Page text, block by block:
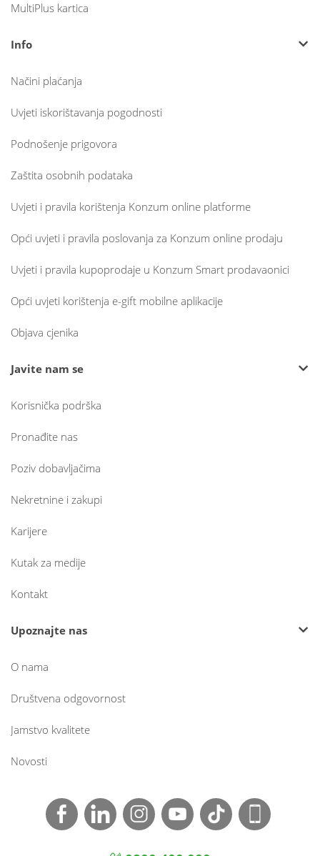
MultiPlus kartica
Info
Načini plaćanja
Uvjeti iskorištavanja pogodnosti
Podnošenje prigovora
Zaštita osobnih podataka
Uvjeti i pravila korištenja Konzum online platforme
Opći uvjeti i pravila poslovanja za Konzum online prodaju
Uvjeti i pravila kupoprodaje u Konzum Smart prodavaonici
Opći uvjeti korištenja e-gift mobilne aplikacije
Objava cjenika
Javite nam se
Korisnička podrška
Pronađite nas
Poziv dobavljačima
Nekretnine i zakupi
Karijere
Kutak za medije
Kontakt
Upoznajte nas
O nama
Društvena odgovornost
Jamstvo kvalitete
Novosti